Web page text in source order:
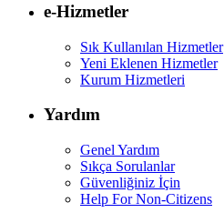
e-Hizmetler
Sık Kullanılan Hizmetler
Yeni Eklenen Hizmetler
Kurum Hizmetleri
Yardım
Genel Yardım
Sıkça Sorulanlar
Güvenliğiniz İçin
Help For Non-Citizens